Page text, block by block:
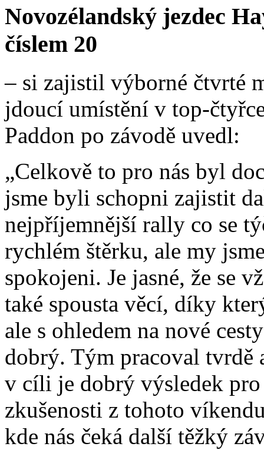
Novozélandský jezdec
číslem 20
– si zajistil výborné čtvrté
jdoucí umístění v top-
Paddon po závodě uvedl:
„Celkově to pro nás byl
jsme byli schopni zajistit
nejpříjemnější rally co se
rychlém štěrku, ale my
spokojeni. Je jasné, že se
také spousta věcí, díky
ale s ohledem na nové
dobrý. Tým pracoval tvrdě
v cíli je dobrý výsledek
zkušenosti z tohoto
kde nás čeká další těžký